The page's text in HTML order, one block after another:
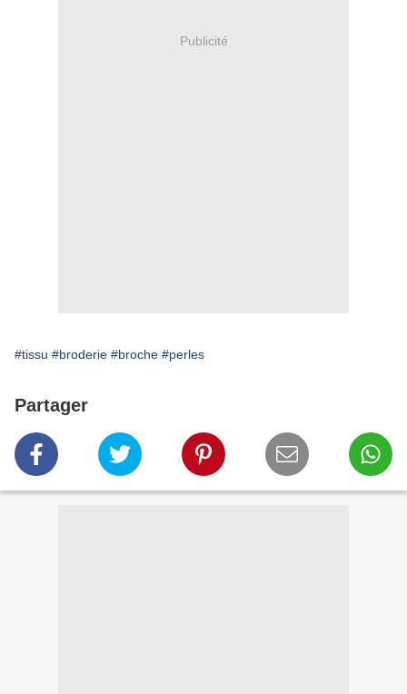
Publicité
#tissu #broderie #broche #perles
Partager